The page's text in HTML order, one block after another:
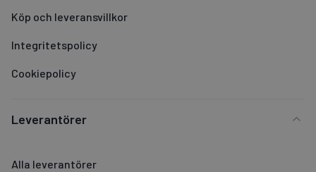
Köp och leveransvillkor
Integritetspolicy
Cookiepolicy
Leverantörer
Alla leverantörer